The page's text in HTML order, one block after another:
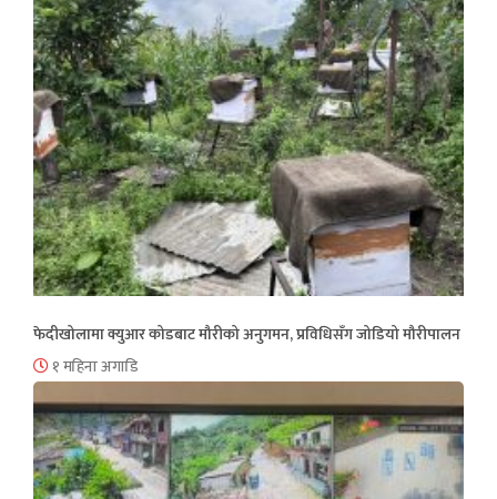
फेदीखोलामा क्युआर कोडबाट मौरीको अनुगमन, प्रविधिसँग जोडियो मौरीपालन
१ महिना अगाडि